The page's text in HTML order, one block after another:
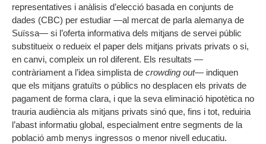
representatives i anàlisis d’elecció basada en conjunts de
dades (CBC) per estudiar —al mercat de parla alemanya de
Suïssa— si l’oferta informativa dels mitjans de servei públic
substitueix o redueix el paper dels mitjans privats privats o si,
en canvi, compleix un rol diferent. Els resultats —
contràriament a l’idea simplista de crowding out— indiquen
que els mitjans gratuïts o públics no desplacen els privats de
pagament de forma clara, i que la seva eliminació hipotètica no
trauria audiència als mitjans privats sinó que, fins i tot, reduiria
l’abast informatiu global, especialment entre segments de la
població amb menys ingressos o menor nivell educatiu.